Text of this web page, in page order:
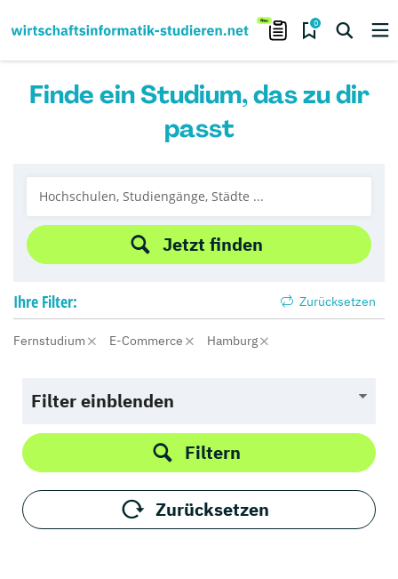
0
Finde ein Studium, das zu dir
passt
Jetzt finden
Ihre Filter: Zurücksetzen
Fernstudium E-Commerce Hamburg
Filter einblenden
Filtern
Zurücksetzen